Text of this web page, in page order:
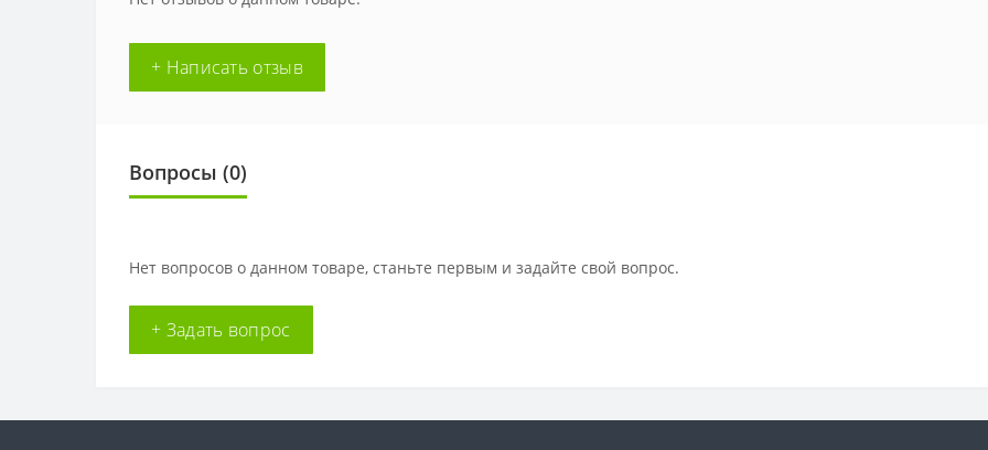
+ Написать отзыв
Вопросы (0)
Нет вопросов о данном товаре, станьте первым и задайте свой вопрос.
+ Задать вопрос